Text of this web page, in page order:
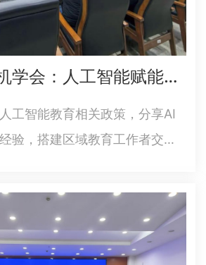
岳阳市计算机学会：人工智能赋能教育，共探育人新路径 ——“人工智能赋能教育”主题沙龙成功举办
智能教育相关政策，分享AI
验，搭建区域教育工作者交流
人工智能学院支持的“人工智能
龙在湖南理工学院顺利举行。岳
校及中小…